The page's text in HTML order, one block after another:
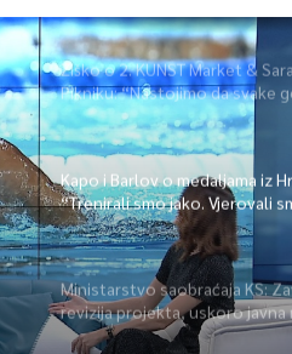
Žiško o 2. KUNST Market &
Pikniku: “Nastojimo da svake
ponudimo više događaja”
Kapo i Barlov o medaljama iz
“Trenirali smo jako. Vjerovali
Ministarstvo saobraćaja KS:
revizija projekta, uskoro javna
za obnovu mosta u ulici Ive